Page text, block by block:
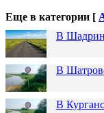
Еще в категории [
В
В
В